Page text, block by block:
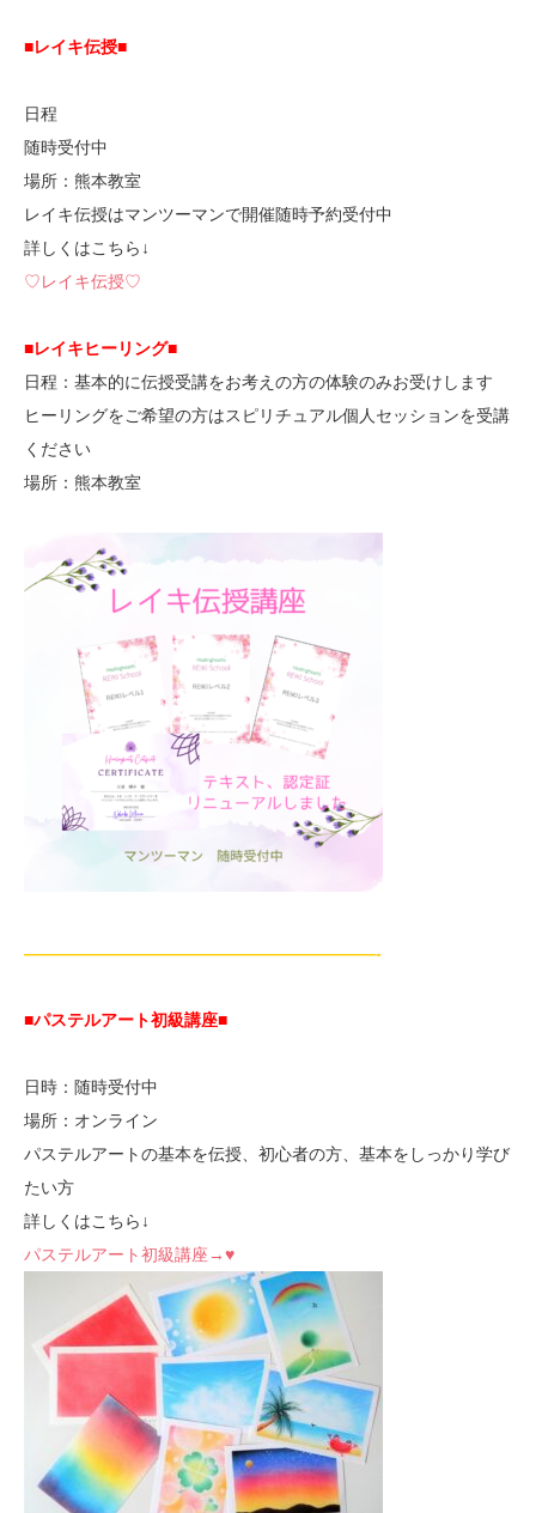
■レイキ伝授■
日程
随時受付中
場所：熊本教室
レイキ伝授はマンツーマンで開催随時予約受付中
詳しくはこちら↓
♡レイキ伝授♡
■レイキヒーリング■
日程：基本的に伝授受講をお考えの方の体験のみお受けします
ヒーリングをご希望の方はスピリチュアル個人セッションを受講
ください
場所：熊本教室
—————————————————————-
■パステルアート初級講座■
日時：随時受付中
場所：オンライン
パステルアートの基本を伝授、初心者の方、基本をしっかり学び
たい方
詳しくはこちら↓
パステルアート初級講座→♥